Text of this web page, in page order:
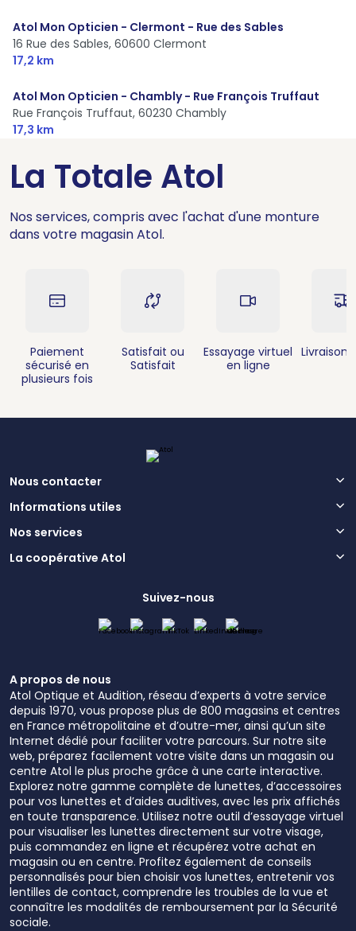
Atol Mon Opticien - Clermont - Rue des Sables
16 Rue des Sables, 60600 Clermont
17,2 km
Atol Mon Opticien - Chambly - Rue François Truffaut
Rue François Truffaut, 60230 Chambly
17,3 km
La Totale Atol
Nos services, compris avec l'achat d'une monture
dans votre magasin Atol.
Paiement
sécurisé en
plusieurs fois
Satisfait ou
Satisfait
Essayage virtuel
en ligne
Livraison
Nous contacter
Informations utiles
Nos services
La coopérative Atol
Suivez-nous
A propos de nous
Atol Optique et Audition, réseau d’experts à votre service
depuis 1970, vous propose plus de 800 magasins et centres
en France métropolitaine et d’outre-mer, ainsi qu’un site
Internet dédié pour faciliter votre parcours. Sur notre site
web, préparez facilement votre visite dans un magasin ou
centre Atol le plus proche grâce à une carte interactive.
Explorez notre gamme complète de lunettes, d’accessoires
pour vos lunettes et d’aides auditives, avec les prix affichés
en toute transparence. Utilisez notre outil d’essayage virtuel
pour visualiser les lunettes directement sur votre visage,
puis commandez en ligne et récupérez votre achat en
magasin ou en centre. Profitez également de conseils
personnalisés pour bien choisir vos lunettes, entretenir vos
lentilles de contact, comprendre les troubles de la vue et
connaître les modalités de remboursement par la Sécurité
sociale.